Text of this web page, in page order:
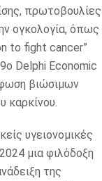
πρωτοβουλίες
ογκολογία, όπως
to fight cancer”
Delphi Economic
βιώσιμων
καρκίνου.
υγειονομικές
μια φιλόδοξη
της